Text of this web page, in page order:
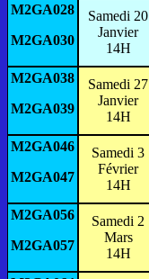
M2GA028
M2GA030
Samedi 20
Janvier
14H
M2GA038
M2GA039
Samedi 27
Janvier
14H
M2GA046
M2GA047
Samedi 3
Février
14H
M2GA056
M2GA057
Samedi 2
Mars
14H